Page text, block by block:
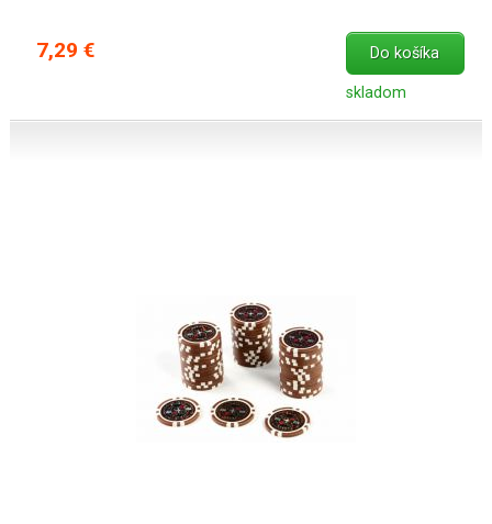
7,29 € Do košíka
skladom